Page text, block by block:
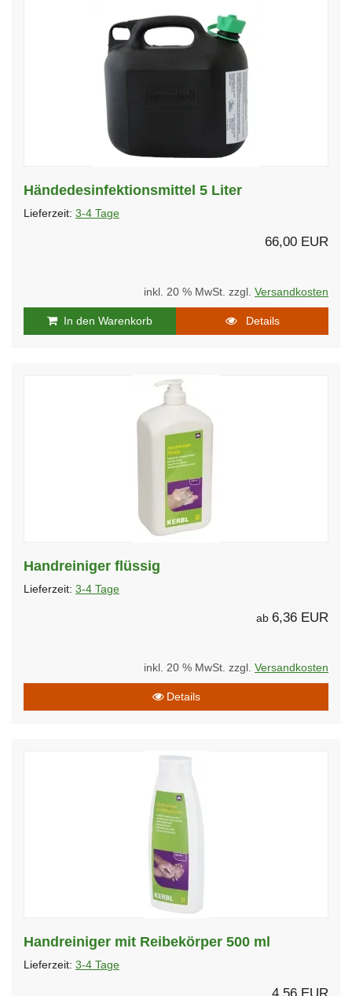
Händedesinfektionsmittel 5 Liter
Lieferzeit: 3-4 Tage
66,00 EUR
inkl. 20 % MwSt. zzgl. Versandkosten
In den Warenkorb Details
Handreiniger flüssig
Lieferzeit: 3-4 Tage
ab 6,36 EUR
inkl. 20 % MwSt. zzgl. Versandkosten
Details
Handreiniger mit Reibekörper 500 ml
Lieferzeit: 3-4 Tage